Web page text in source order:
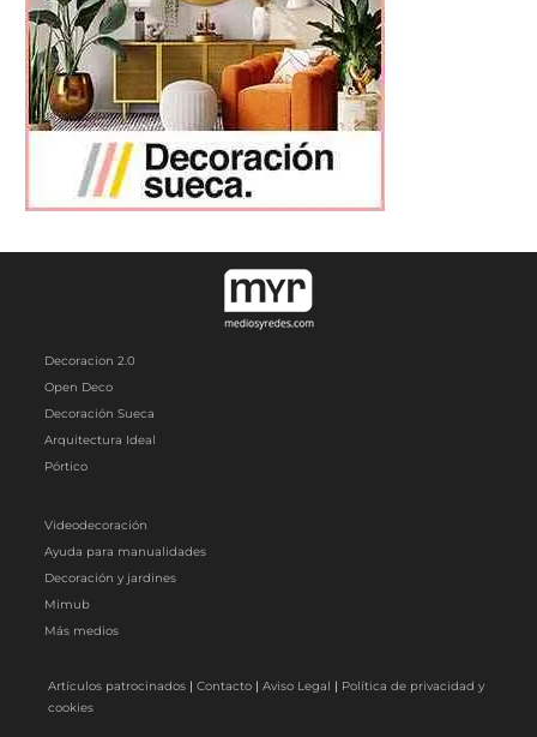
Decoracion 2.0
Open Deco
Decoración Sueca
Arquitectura Ideal
Pórtico
Videodecoración
Ayuda para manualidades
Decoración y jardines
Mimub
Más medios
Artículos patrocinados |Contacto |Aviso Legal | Política de privacidad y
cookies